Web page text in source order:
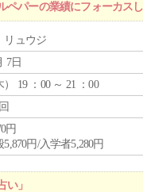
ペパーの業績にフォーカス
ュウジ
7日
） 19 ：00 ～ 21 ：00
円
5,870円/入学者5,280円
い」